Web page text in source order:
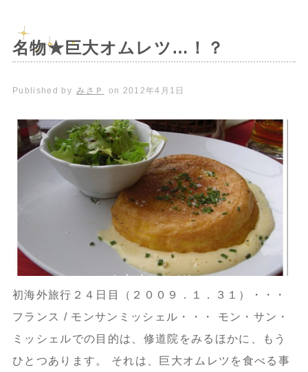
名物★巨大オムレツ…！？
Published by みさＰ on 2012年4月1日
初海外旅行２４日目（２００９．１．３１）・・・
フランス / モンサンミッシェル・・・ モン・サン・
ミッシェルでの目的は、修道院をみるほかに、もう
ひとつあります。 それは、巨大オムレツを食べる事